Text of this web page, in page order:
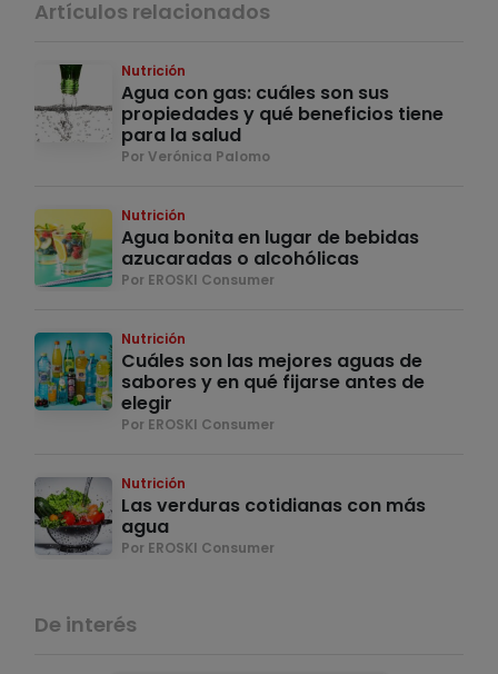
Artículos relacionados
Nutrición
Agua con gas: cuáles son sus
propiedades y qué beneficios tiene
para la salud
Por Verónica Palomo
Nutrición
Agua bonita en lugar de bebidas
azucaradas o alcohólicas
Por EROSKI Consumer
Nutrición
Cuáles son las mejores aguas de
sabores y en qué fijarse antes de
elegir
Por EROSKI Consumer
Nutrición
Las verduras cotidianas con más
agua
Por EROSKI Consumer
De interés